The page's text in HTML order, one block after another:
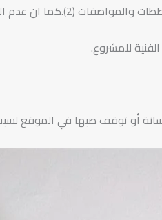
بسبب مكونات الخلطات
للمشروع.
أو توقف صبها في الموقع